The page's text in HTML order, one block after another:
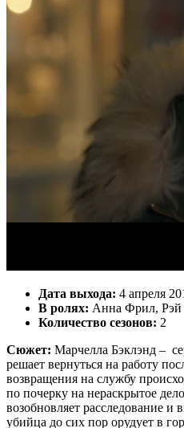
Дата выхода: 4 апреля
В ролях: Анна Фрил, Рэй
Количество сезонов: 2
Сюжет: Марчелла Бэклэнд –
решает вернуться на работу
возвращения на службу
по почерку на нераскрытое
возобновляет расследование и
убийца до сих пор орудует в